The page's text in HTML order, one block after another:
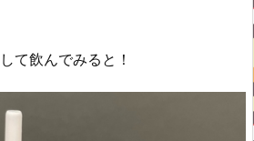
て飲んでみると！